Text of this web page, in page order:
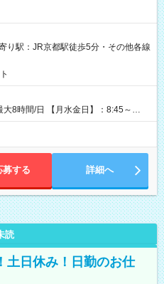
り駅：JR京都駅徒歩5分・その他各線
8時間/日 【月水金日】：8:45～
※扶養内
募する 詳細へ
読
土日休み！日勤のお仕